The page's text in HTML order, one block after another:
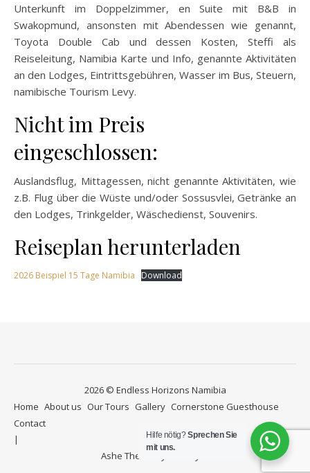
Unterkunft im Doppelzimmer, en Suite mit B&B in
Swakopmund, ansonsten mit Abendessen wie genannt,
Toyota Double Cab und dessen Kosten, Steffi als
Reiseleitung, Namibia Karte und Info, genannte Aktivitäten
an den Lodges, Eintrittsgebühren, Wasser im Bus, Steuern,
namibische Tourism Levy.
Nicht im Preis
eingeschlossen:
Auslandsflug, Mittagessen, nicht genannte Aktivitäten, wie
z.B. Flug über die Wüste und/oder Sossusvlei, Getränke an
den Lodges, Trinkgelder, Wäschedienst, Souvenirs.
Reiseplan herunterladen
2026 Beispiel 15 Tage Namibia Download
2026 © Endless Horizons Namibia
Home About us Our Tours Gallery Cornerstone Guesthouse
Contact
Ashe Theme by
Hilfe nötig?Sprechen Sie
mit uns.